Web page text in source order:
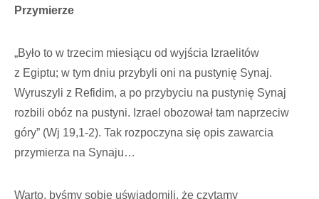
Przymierze
„Było to w trzecim miesiącu od wyjścia Izraelitów
z Egiptu; w tym dniu przybyli oni na pustynię Synaj.
Wyruszyli z Refidim, a po przybyciu na pustynię Synaj
rozbili obóz na pustyni. Izrael obozował tam naprzeciw
góry” (Wj 19,1-2). Tak rozpoczyna się opis zawarcia
przymierza na Synaju…
Warto, byśmy sobie uświadomili, że czytamy